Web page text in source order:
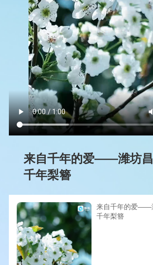
来自千年的爱——潍坊
千年梨簪
来自千年的爱——
千年梨簪